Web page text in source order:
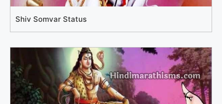
Shiv Somvar Status